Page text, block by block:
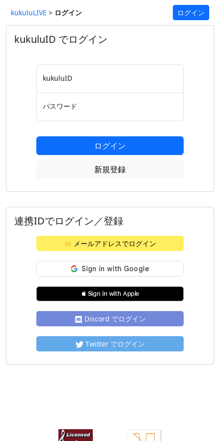
kukuluLIVE > ログイン ログイン
kukuluID でログイン
kukuluID
パスワード
ログイン
新規登録
連携IDでログイン／登録
メールアドレスでログイン
 Sign in with Apple
Discord でログイン
Twitter でログイン